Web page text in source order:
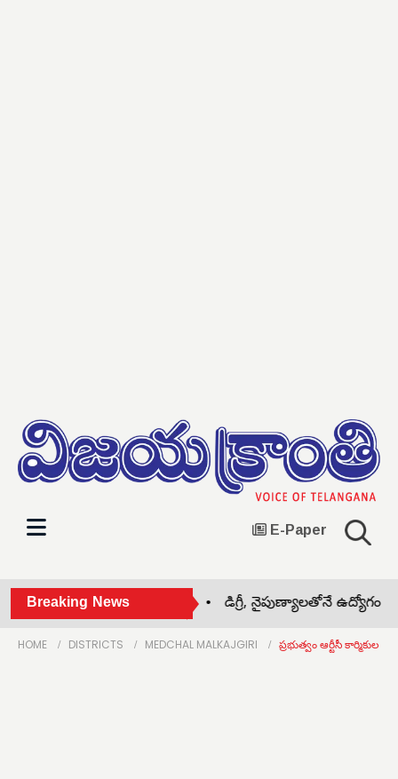
E-Paper
Breaking News
ఆటంకాలు లేకుండా అభివృద్ధి • డిగ్రీ, నైపుణ్యాలతోనే ఉద్యోగం •
HOME DISTRICTS MEDCHAL MALKAJGIRI ప్రభుత్వం ఆర్టీసీ కార్మికుల